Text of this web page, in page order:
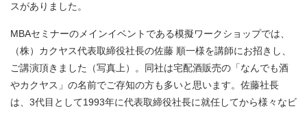
スがありました。
MBAセミナーのメインイベントである模擬ワークショップでは、
（株）カクヤス代表取締役社長の佐藤 順一様を講師にお招きし、
ご講演頂きました（写真上）。同社は宅配酒販売の「なんでも酒
やカクヤス」の名前でご存知の方も多いと思います。佐藤社長
は、3代目として1993年に代表取締役社長に就任してから様々なビ